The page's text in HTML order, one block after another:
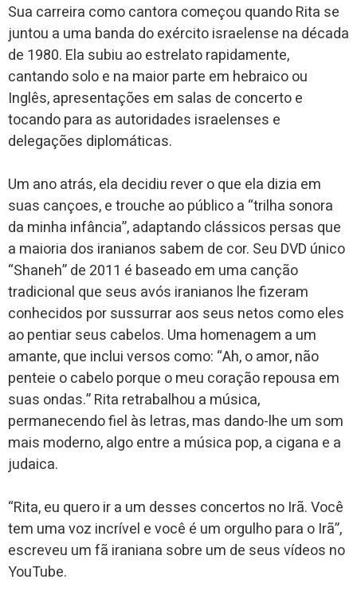
Sua carreira como cantora começou quando Rita se
juntou a uma banda do exército israelense na década
de 1980. Ela subiu ao estrelato rapidamente,
cantando solo e na maior parte em hebraico ou
Inglês, apresentações em salas de concerto e
tocando para as autoridades israelenses e
delegações diplomáticas.
Um ano atrás, ela decidiu rever o que ela dizia em
suas cançoes, e trouche ao público a “trilha sonora
da minha infância”, adaptando clássicos persas que
a maioria dos iranianos sabem de cor. Seu DVD único
“Shaneh” de 2011 é baseado em uma canção
tradicional que seus avós iranianos lhe fizeram
conhecidos por sussurrar aos seus netos como eles
ao pentiar seus cabelos. Uma homenagem a um
amante, que inclui versos como: “Ah, o amor, não
penteie o cabelo porque o meu coração repousa em
suas ondas.” Rita retrabalhou a música,
permanecendo fiel às letras, mas dando-lhe um som
mais moderno, algo entre a música pop, a cigana e a
judaica.
“Rita, eu quero ir a um desses concertos no Irã. Você
tem uma voz incrível e você é um orgulho para o Irã”,
escreveu um fã iraniana sobre um de seus vídeos no
YouTube.